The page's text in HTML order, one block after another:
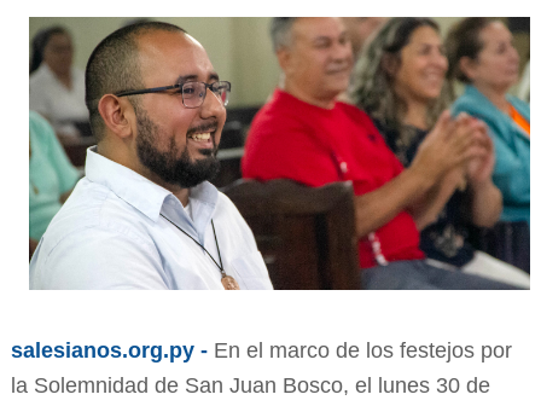
salesianos.org.py -En el marco de los festejos por
la Solemnidad de San Juan Bosco, el lunes 30 de